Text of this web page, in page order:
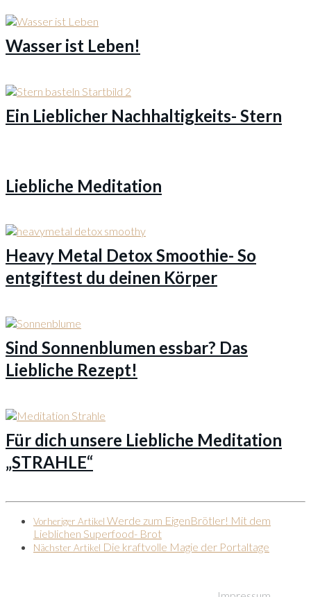
Wasser ist Leben!
Ein Lieblicher Nachhaltigkeits- Stern
Liebliche Meditation
Heavy Metal Detox Smoothie- So
entgiftest du deinen Körper
Sind Sonnenblumen essbar? Das
Liebliche Rezept!
Für dich unsere Liebliche Meditation
„STRAHLE“
Vorheriger Artikel Werde zum EigenBrötler! Mit dem
Lieblichen Superfood- Brot
Nächster Artikel Die kraftvolle Magie der Portaltage